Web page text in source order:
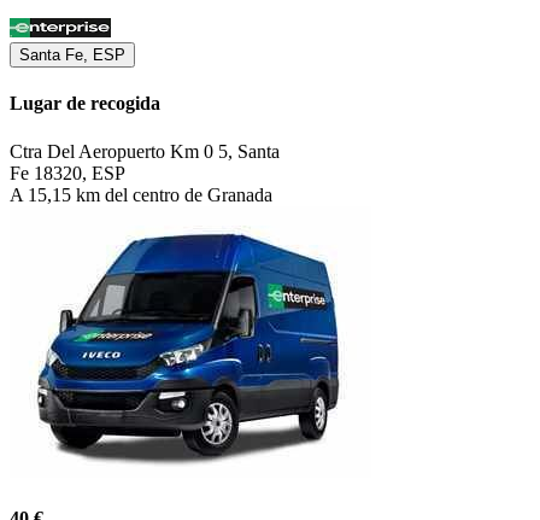
Santa Fe, ESP
Lugar de recogida
Ctra Del Aeropuerto Km 0 5, Santa
Fe 18320, ESP
A 15,15 km del centro de Granada